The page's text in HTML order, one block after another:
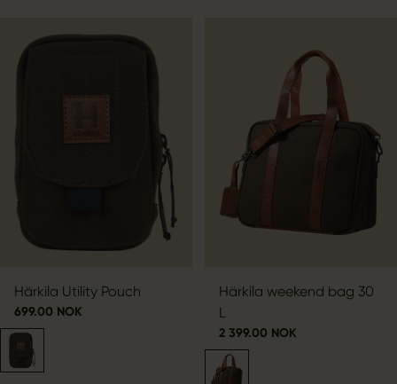
Härkila Utility Pouch
699.00 NOK
Härkila weekend bag 30
L
2 399.00 NOK